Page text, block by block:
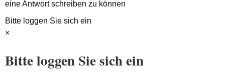
eine Antwort schreiben zu können
Bitte loggen Sie sich ein
×
Bitte loggen Sie sich ein